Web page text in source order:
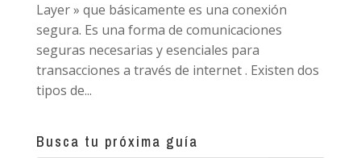
Layer » que básicamente es una conexión
segura. Es una forma de comunicaciones
seguras necesarias y esenciales para
transacciones a través de internet . Existen dos
tipos de...
Busca tu próxima guía